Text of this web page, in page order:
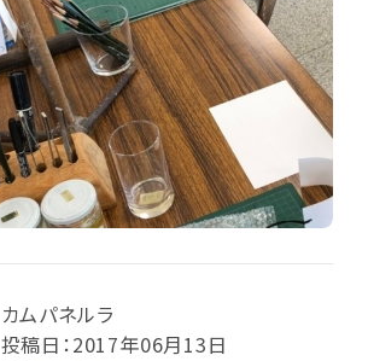
カムパネルラ
投稿日：2017年06月13日